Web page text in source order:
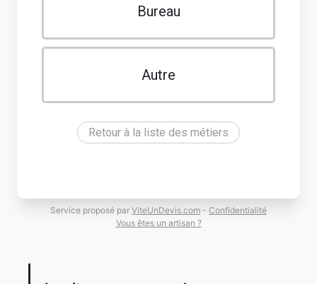
Bureau
Autre
Retour à la liste des métiers
Service proposé par ViteUnDevis.com - Confidentialité
Vous êtes un artisan ?